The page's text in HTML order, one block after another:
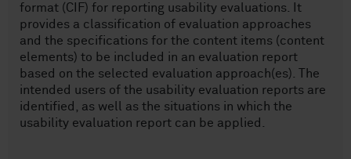
format (CIF) for reporting usability evaluations. It
provides a classification of evaluation approaches
and the specifications for the content items (content
elements) to be included in an evaluation report
based on the selected evaluation approach(es). The
intended users of the usability evaluation reports are
identified, as well as the situations in which the
usability evaluation report can be applied.